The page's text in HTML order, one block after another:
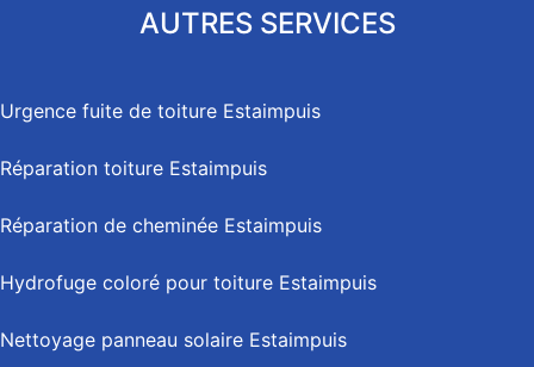
AUTRES SERVICES
Urgence fuite de toiture Estaimpuis
Réparation toiture Estaimpuis
Réparation de cheminée Estaimpuis
Hydrofuge coloré pour toiture Estaimpuis
Nettoyage panneau solaire Estaimpuis